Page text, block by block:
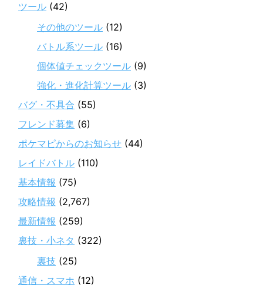
ツール (42)
その他のツール (12)
バトル系ツール (16)
個体値チェックツール (9)
強化・進化計算ツール (3)
バグ・不具合 (55)
フレンド募集 (6)
ポケマピからのお知らせ (44)
レイドバトル (110)
基本情報 (75)
攻略情報 (2,767)
最新情報 (259)
裏技・小ネタ (322)
裏技 (25)
通信・スマホ (12)